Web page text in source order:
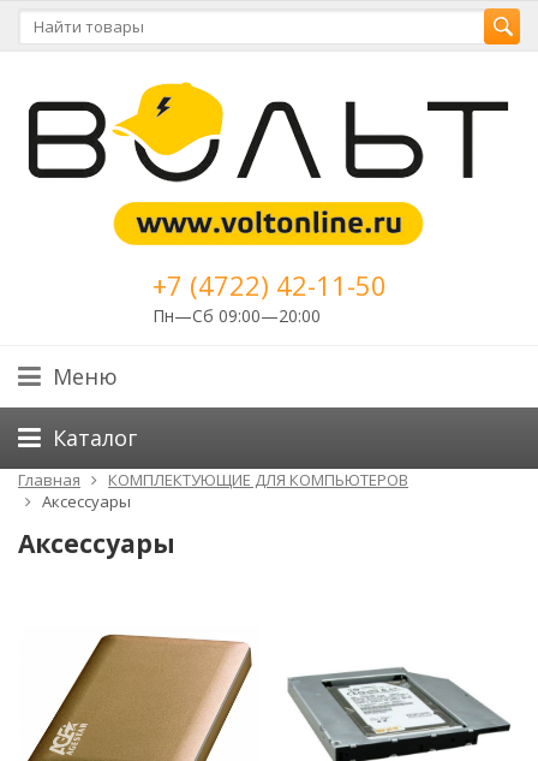
+7 (4722) 42-11-50
Пн—Сб 09:00—20:00
Меню
Каталог
Главная
КОМПЛЕКТУЮЩИЕ ДЛЯ КОМПЬЮТЕРОВ
Аксессуары
Аксессуары